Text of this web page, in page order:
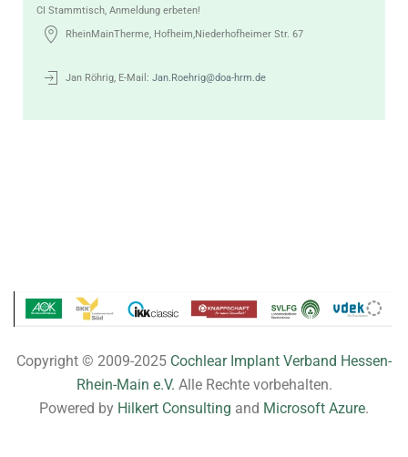
CI Stammtisch, Anmeldung erbeten!
RheinMainTherme, Hofheim,Niederhofheimer Str. 67
Jan Röhrig, E-Mail: Jan.Roehrig@doa-hrm.de
Copyright © 2009-2025 Cochlear Implant Verband Hessen-
Rhein-Main e.V. Alle Rechte vorbehalten.
Powered by Hilkert Consulting and Microsoft Azure.